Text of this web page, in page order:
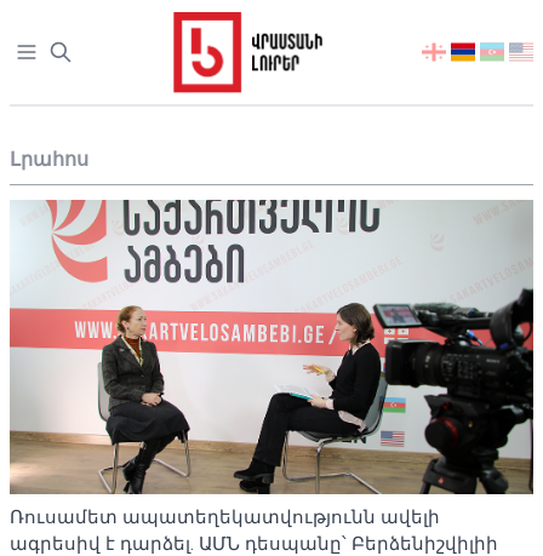
Open sidebar
აირჩიეთ
Լրահոս
Ռուսամետ ապատեղեկատվությունն ավելի
ագրեսիվ է դարձել. ԱՄՆ դեսպանը՝ Բերձենիշվիլիի